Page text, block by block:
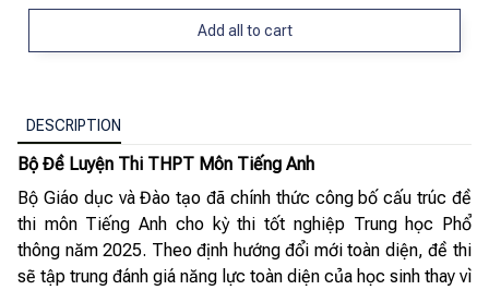
Add all to cart
DESCRIPTION
Bộ Đề Luyện Thi THPT Môn Tiếng Anh
Bộ Giáo dục và Đào tạo đã chính thức công bố cấu trúc đề
thi môn Tiếng Anh cho kỳ thi tốt nghiệp Trung học Phổ
thông năm 2025. Theo định hướng đổi mới toàn diện, đề thi
sẽ tập trung đánh giá năng lực toàn diện của học sinh thay vì